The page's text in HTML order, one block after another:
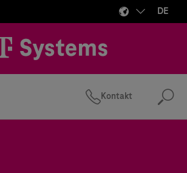
DE
Kontakt